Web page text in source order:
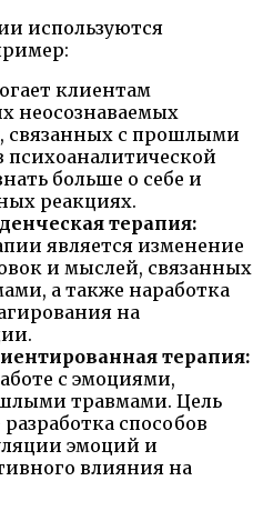
используются
клиентам
неосознаваемых
связанных с прошлыми
психоаналитической
больше о себе и
реакциях.
терапия:
является изменение
и мыслей, связанных
а также наработка
на
терапия:
с эмоциями,
травмами. Цель
способов
эмоций и
влияния на